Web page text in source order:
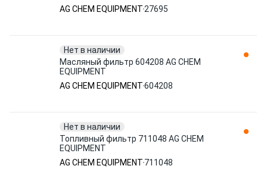
AG CHEM EQUIPMENT 27695
Нет в наличии
Масляный фильтр 604208 AG CHEM
EQUIPMENT
AG CHEM EQUIPMENT604208
Нет в наличии
Топливный фильтр 711048 AG CHEM
EQUIPMENT
AG CHEM EQUIPMENT 711048